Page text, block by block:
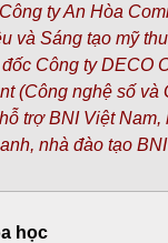
ty An Hòa
và Sáng tạo mỹ
Công ty DECO
(Công nghệ số và
trợ BNI Việt Nam,
nhà đào tạo
học